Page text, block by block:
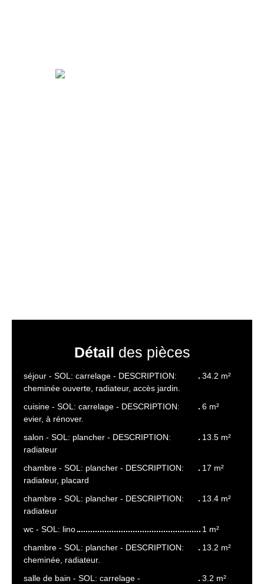
Détail des pièces
séjour - SOL: carrelage - DESCRIPTION:
cheminée ouverte, radiateur, accès jardin.
34.2 m²
cuisine - SOL: carrelage - DESCRIPTION:
evier, à rénover.
6 m²
salon - SOL: plancher - DESCRIPTION:
radiateur
13.5 m²
chambre - SOL: plancher - DESCRIPTION:
radiateur, placard
17 m²
chambre - SOL: plancher - DESCRIPTION:
radiateur
13.4 m²
wc - SOL: lino
1 m²
chambre - SOL: plancher - DESCRIPTION:
cheminée, radiateur.
13.2 m²
salle de bain - SOL: carrelage -
3.2 m²